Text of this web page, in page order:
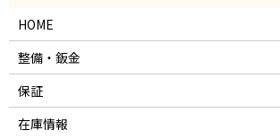
HOME
整備・鈑金
保証
在庫情報